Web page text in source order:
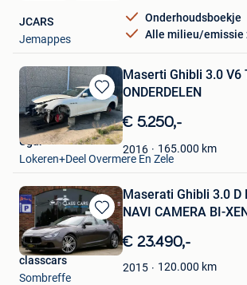
Onderhoudsboekje
Alle milieu/emissie
JCARS
Jemappes
Bewaren
in
Mijn
Favorieten
Maserti Ghibli 3.0 V6
ONDERDELEN
€ 5.250,-
2016 165.000 km
Ugur
Lokeren+Deel Overmere En Zele
Bewaren
in
Mijn
Favorieten
Maserati Ghibli 3.0 D
NAVI CAMERA BI-
€ 23.490,-
2015 120.000 km
classcars
Sombreffe